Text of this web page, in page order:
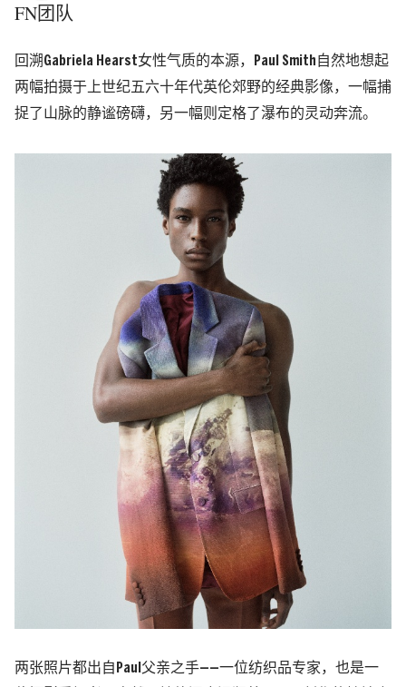
FN团队
回溯 Gabriela Hearst女性气质的本源， Paul Smith 自然地想起
两幅拍摄于上世纪五六十年代英伦郊野的经典影像， 一幅捕
捉了山脉的静谧磅礴，另一幅则定格了瀑布的灵动奔流。
两张照片都出自 Paul 父亲之手——一位纺织品专家，也是一